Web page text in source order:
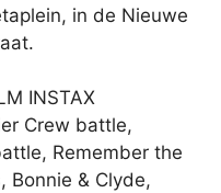
in de Nieuwe
INSTAX
Crew battle,
Remember the
Bonnie & Clyde,